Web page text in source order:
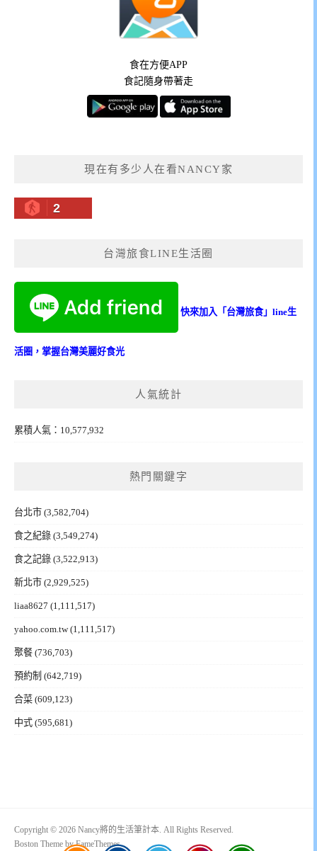
食在方便APP
食記隨身帶著走
現在有多少人在看NANCY家
2
台灣旅食LINE生活圈
快來加入「台灣旅食」line生
活圈，掌握台灣美麗好食光
人氣統計
累積人氣：10,577,932
熱門關鍵字
台北市 (3,582,704)
食之紀錄 (3,549,274)
食之記錄 (3,522,913)
新北市 (2,929,525)
liaa8627 (1,111,517)
yahoo.com.tw(1,111,517)
聚餐 (736,703)
預約制 (642,719)
合菜 (609,123)
中式 (595,681)
Copyright © 2026 Nancy將的生活筆計本. All Rights Reserved.
Boston Theme byFameThemes